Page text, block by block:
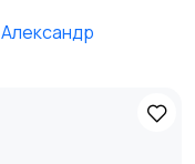
Александр